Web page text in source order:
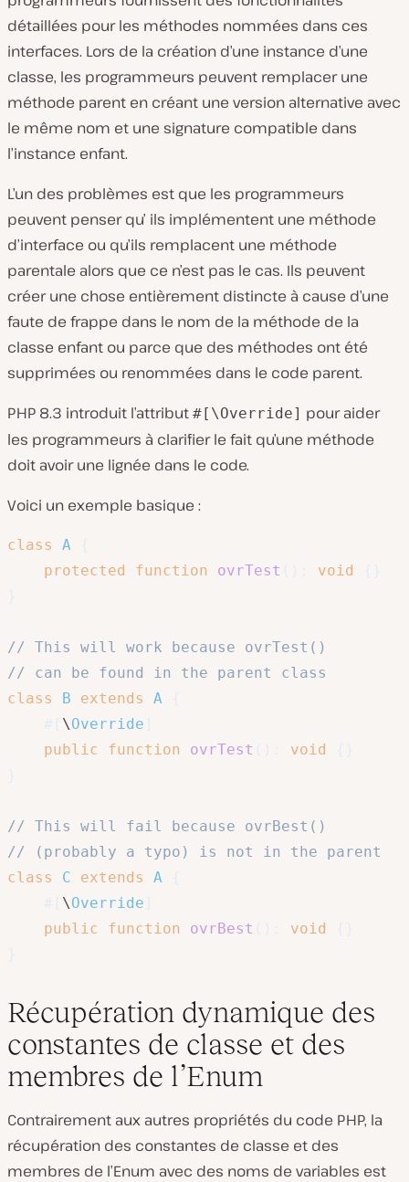
détaillées pour les méthodes nommées dans ces
interfaces. Lors de la création d’une instance d’une
classe, les programmeurs peuvent remplacer une
méthode parent en créant une version alternative avec
le même nom et une signature compatible dans
l’instance enfant.
L’un des problèmes est que les programmeurs
peuvent penser qu’ ils implémentent une méthode
d’interface ou qu’ils remplacent une méthode
parentale alors que ce n’est pas le cas. Ils peuvent
créer une chose entièrement distincte à cause d’une
faute de frappe dans le nom de la méthode de la
classe enfant ou parce que des méthodes ont été
supprimées ou renommées dans le code parent.
PHP 8.3 introduit l’attribut #[\Override] pour aider
les programmeurs à clarifier le fait qu’une méthode
doit avoir une lignée dans le code.
Voici un exemple basique :
class A
protected
function ovrTest void
// This will work because ovrTest()
// can be found in the parent class
class
B extends A
\Override
public
function ovrTest void
// This will fail because ovrBest()
// (probably a typo) is not in the parent
class
C extends A
\Override
public
function ovrBest void
Récupération dynamique des
constantes de classe et des
membres de l’Enum
Contrairement aux autres propriétés du code PHP, la
récupération des constantes de classe et des
membres de l’Enum avec des noms de variables est